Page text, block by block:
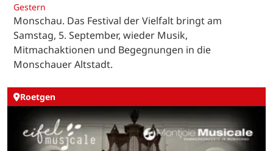
Gestern
Monschau. Das Festival der Vielfalt bringt am
Samstag, 5. September, wieder Musik,
Mitmachaktionen und Begegnungen in die
Monschauer Altstadt.
Roetgen